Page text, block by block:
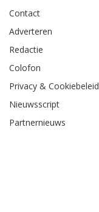
Contact
Adverteren
Redactie
Colofon
Privacy & Cookiebeleid
Nieuwsscript
Partnernieuws